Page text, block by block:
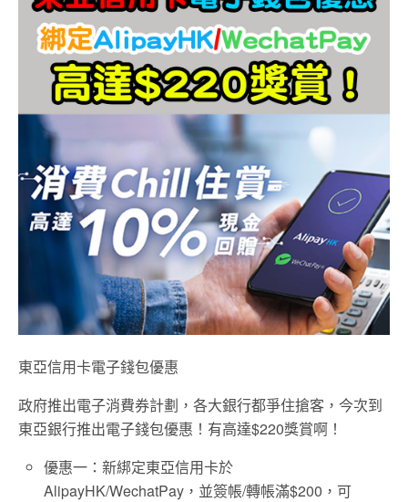
東亞信用卡電子錢包優惠
政府推出電子消費券計劃，各大銀行都爭住搶客，今次到
東亞銀行推出電子錢包優惠！有高達$220獎賞啊！
優惠一：新綁定東亞信用卡於
AlipayHK/WechatPay，並簽帳/轉帳滿$200，可